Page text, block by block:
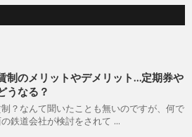
制のメリットやデメリット…定期券や
うなる？
？なんて聞いたことも無いのですが、何で
鉄道会社が検討をされて ...